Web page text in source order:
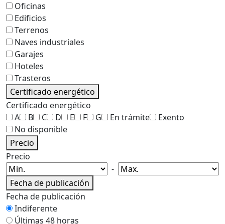
Oficinas
Edificios
Terrenos
Naves industriales
Garajes
Hoteles
Trasteros
Certificado energético
Certificado energético
A
B C D E F G En trámite
Exento
No disponible
Precio
Precio
-
Fecha de publicación
Fecha de publicación
Indiferente
Últimas 48 horas